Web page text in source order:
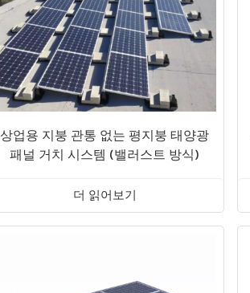
상업용 지붕 관통 없는 평지붕 태양광
패널 거치 시스템 (밸러스트 방식)
더 읽어보기